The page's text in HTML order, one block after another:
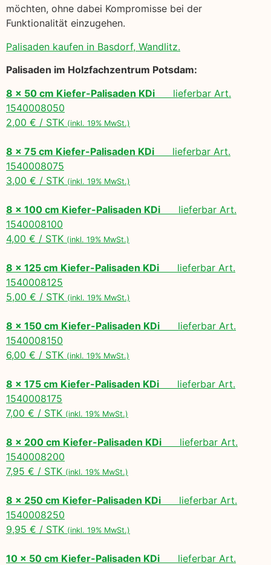
möchten, ohne dabei Kompromisse bei der
Funktionalität einzugehen.
Palisaden kaufen in Basdorf, Wandlitz.
Palisaden im Holzfachzentrum Potsdam:
8 x 50 cm Kiefer-Palisaden KDi lieferbar Art.
1540008050
2,00 € / STK (inkl. 19% MwSt.)
8 x 75 cm Kiefer-Palisaden KDi lieferbar Art.
1540008075
3,00 € / STK (inkl. 19% MwSt.)
8 x 100 cm Kiefer-Palisaden KDi lieferbar Art.
1540008100
4,00 € / STK (inkl. 19% MwSt.)
8 x 125 cm Kiefer-Palisaden KDi lieferbar Art.
1540008125
5,00 € / STK (inkl. 19% MwSt.)
8 x 150 cm Kiefer-Palisaden KDi lieferbar Art.
1540008150
6,00 € / STK (inkl. 19% MwSt.)
8 x 175 cm Kiefer-Palisaden KDi lieferbar Art.
1540008175
7,00 € / STK (inkl. 19% MwSt.)
8 x 200 cm Kiefer-Palisaden KDi lieferbar Art.
1540008200
7,95 € / STK (inkl. 19% MwSt.)
8 x 250 cm Kiefer-Palisaden KDi lieferbar Art.
1540008250
9,95 € / STK (inkl. 19% MwSt.)
10 x 50 cm Kiefer-Palisaden KDi lieferbar Art.